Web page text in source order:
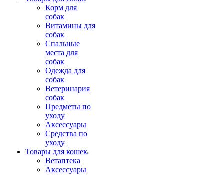
Корм для
собак
Витамины для
собак
Спальные
места для
собак
Одежда для
собак
Ветеринария
собак
Предметы по
уходу
Аксессуары
Средства по
уходу
Товары для кошек
Ветаптека
Аксессуары